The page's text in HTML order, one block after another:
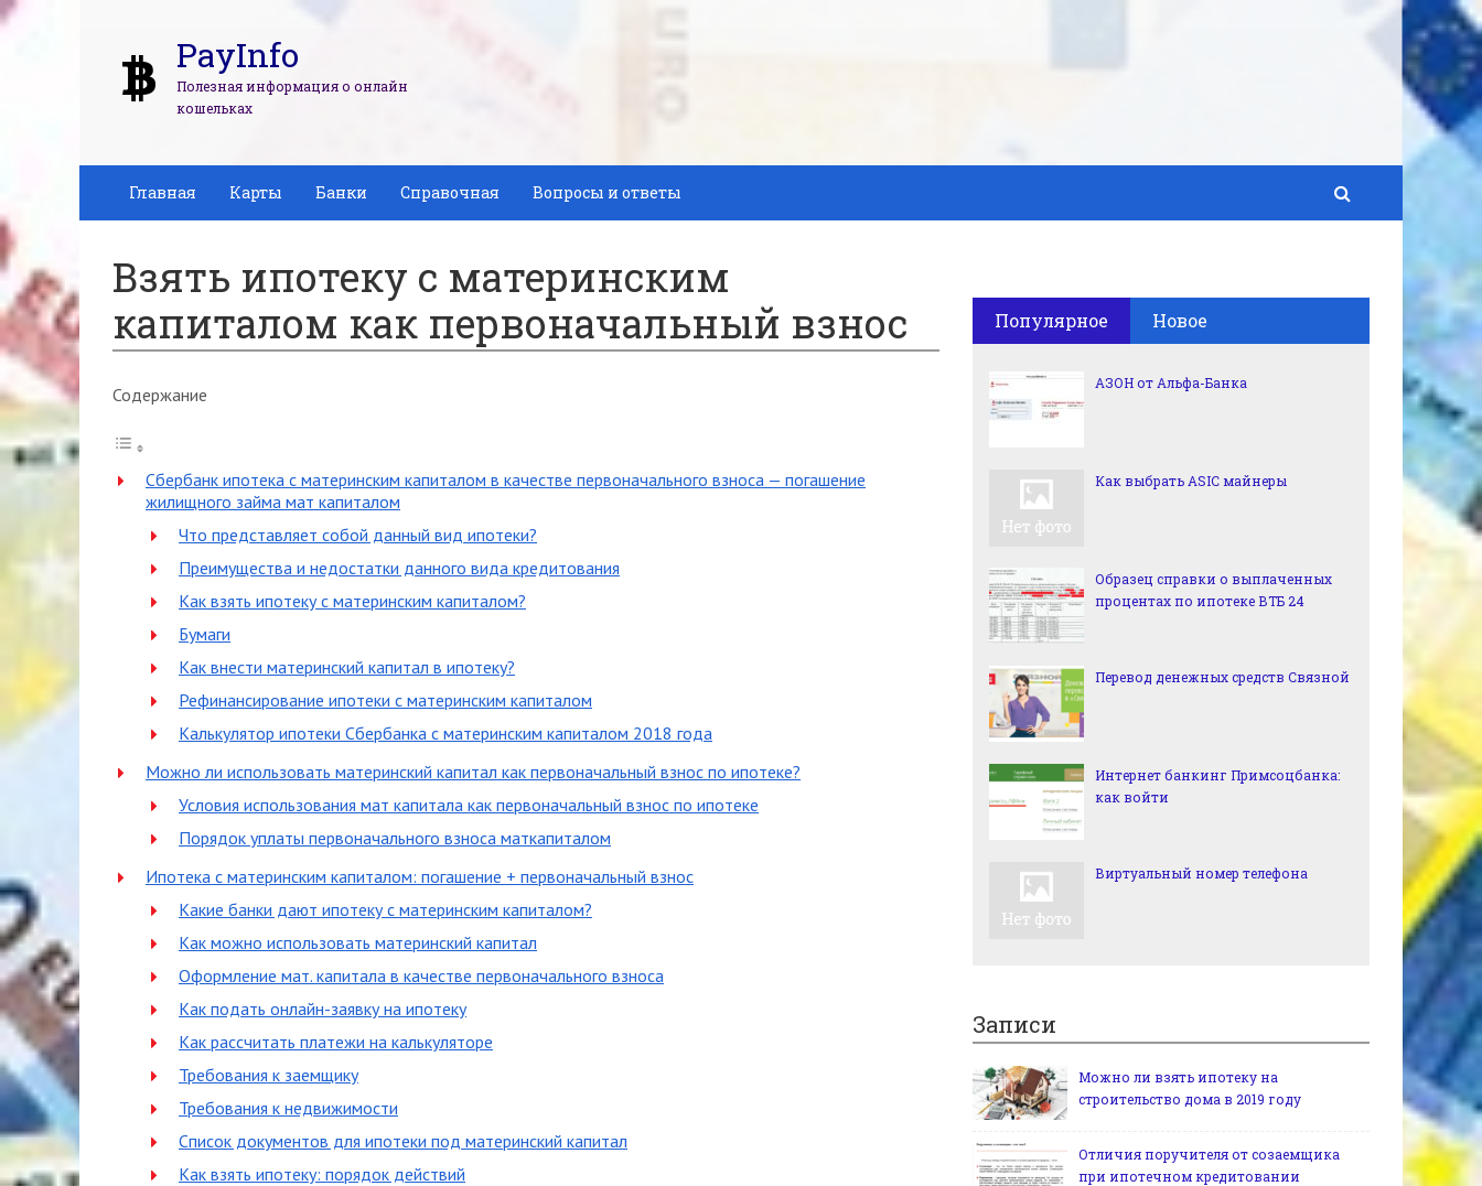
PayInfo
Полезная информация о онлайн
кошельках
Главная Карты Банки Справочная Вопросы и ответы
Взять ипотеку с материнским
капиталом как первоначальный взнос
Содержание
Сбербанк ипотека с материнским капиталом в качестве первоначального взноса — погашение
жилищного займа мат капиталом
Что представляет собой данный вид ипотеки?
Преимущества и недостатки данного вида кредитования
Как взять ипотеку с материнским капиталом?
Бумаги
Как внести материнский капитал в ипотеку?
Рефинансирование ипотеки с материнским капиталом
Калькулятор ипотеки Сбербанка с материнским капиталом 2018 года
Можно ли использовать материнский капитал как первоначальный взнос по ипотеке?
Условия использования мат капитала как первоначальный взнос по ипотеке
Порядок уплаты первоначального взноса маткапиталом
Ипотека с материнским капиталом: погашение + первоначальный взнос
Какие банки дают ипотеку с материнским капиталом?
Как можно использовать материнский капитал
Оформление мат. капитала в качестве первоначального взноса
Как подать онлайн-заявку на ипотеку
Как рассчитать платежи на калькуляторе
Требования к заемщику
Требования к недвижимости
Список документов для ипотеки под материнский капитал
Как взять ипотеку: порядок действий
Популярное Новое
АЗОН от Альфа-Банка
Как выбрать ASIC майнеры
Образец справки о выплаченных
процентах по ипотеке ВТБ 24
Перевод денежных средств Связной
Интернет банкинг Примсоцбанка:
как войти
Виртуальный номер телефона
Записи
Можно ли взять ипотеку на
строительство дома в 2019 году
Отличия поручителя от созаемщика
при ипотечном кредитовании